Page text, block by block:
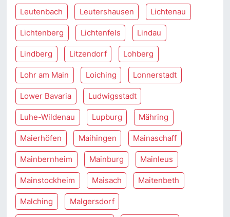
Leutenbach Leutershausen Lichtenau
Lichtenberg Lichtenfels Lindau
Lindberg Litzendorf Lohberg
Lohr am Main Loiching Lonnerstadt
Lower Bavaria Ludwigsstadt
Luhe-Wildenau Lupburg Mähring
Maierhöfen Maihingen Mainaschaff
Mainbernheim Mainburg Mainleus
Mainstockheim Maisach Maitenbeth
Malching Malgersdorf